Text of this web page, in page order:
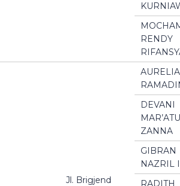
RENDY
Jl. Brigjend
AURELIA
DEVANI
ZANNA
GIBRAN
NAZRIL
RADITH